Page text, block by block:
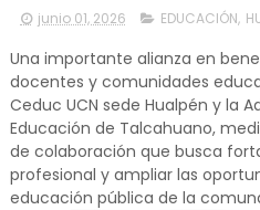
junio 01, 2026 EDUCACIÓN,
Una importante alianza en
docentes y comunidades
Ceduc UCN sede Hualpén y la
Educación de Talcahuano,
de colaboración que busca
profesional y ampliar las
educación pública de la